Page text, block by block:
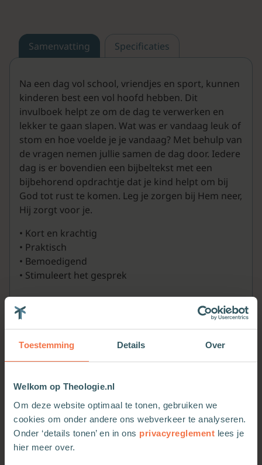
Toestemming Details Over
Welkom op Theologie.nl
Om deze website optimaal te tonen, gebruiken we
cookies om onder andere ons webverkeer te analyseren.
Onder ‘details tonen’ en in ons privacyreglement lees je
hier meer over.
Samenvatting Specificaties
Na een dag vol school, vriendjes en sport, kunnen
kinderen best een vol hoofd hebben. Dit
invulboek helpt ze om de dag te verwerken en
lekker te gaan slapen. Wat was er vandaag leuk of
stom en hoe voelde je je vandaag? Met behulp van
de vragen nemen jullie samen de dag door. Iedere
dag is er bovendien een bijbeltekst met een
bijbehorend opdrachtje dat je kind helpt om bij
God tot rust te komen. Leg je zorgen bij Hem neer,
Hij zorgt voor je.
• Kort en krachtig
• Praktisch
• Bemoedigend
• Stimuleert het gesprek
Meer van deze auteur